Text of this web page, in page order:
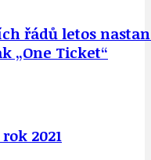
řádů letos
„One Ticket“
2021